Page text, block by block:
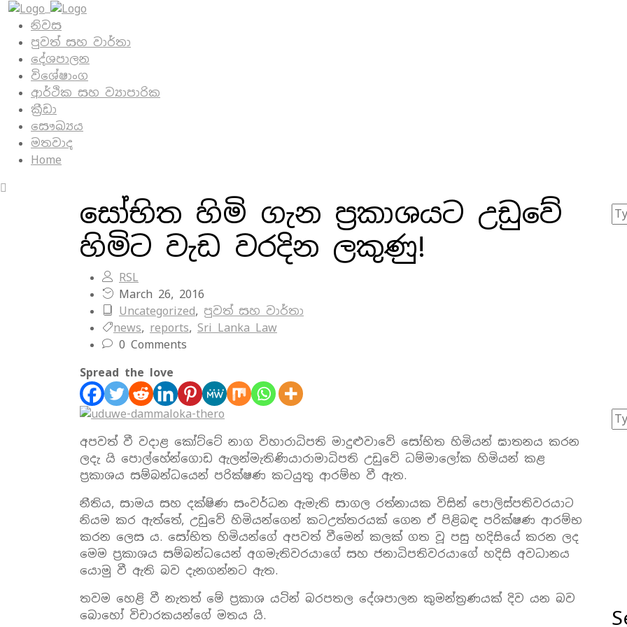
නිවස
පුවත් සහ වාර්තා
දේශපාලන
විශේෂාංග
ආර්ථික සහ ව්‍යාපාරික
ක්‍රීඩා
සෞඛ්‍යය
මතවාද
Home
සෝභිත හිමි ගැන ප්‍රකාශයට උඩුවේ
හිමිට වැඩ වරදින ලකුණු!
RSL
March 26, 2016
Uncategorized, පුවත් සහ වාර්තා
news, reports, Sri Lanka Law
0 Comments
Spread the love
අපවත් වී වදාළ කෝට්ටේ නාග විහාරාධිපති මාදුළුවාවේ සෝභිත හිමියන් ඝාතනය කරන
ලදැ යි පොල්හේන්ගොඩ ඇලන්මැතිණියාරාමාධිපති උඩුවේ ධම්මාලෝක හිමියන් කළ
ප්‍රකාශය සම්බන්ධයෙන් පරික්ෂණ කටයුතු ආරම්භ වී ඇත.
නීතිය, සාමය සහ දක්ෂිණ සංවර්ධන ඇමැති සාගල රත්නායක විසින් පොලිස්පතිවරයාට
නියම කර ඇත්තේ, උඩුවේ හිමියන්ගෙන් කටඋත්තරයක් ගෙන ඒ පිළිබඳ පරික්ෂණ ආරම්භ
කරන ලෙස ය. සෝභිත හිමියන්ගේ අපවත් වීමෙන් කලක් ගත වූ පසු හදිසියේ කරන ලද
මෙම ප්‍රකාශය සම්බන්ධයෙන් අගමැතිවරයාගේ සහ ජනාධිපතිවරයාගේ හදිසි අවධානය
යොමු වී ඇති බව දැනගන්නට ඇත.
තවම හෙළි වී නැතත් මේ ප්‍රකාශ යටින් බරපතල දේශපාලන කුමන්ත්‍රණයක් දිව යන බව
බොහෝ විචාරකයන්ගේ මතය යි.